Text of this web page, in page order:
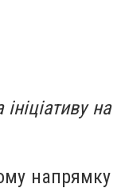
на
напрямку